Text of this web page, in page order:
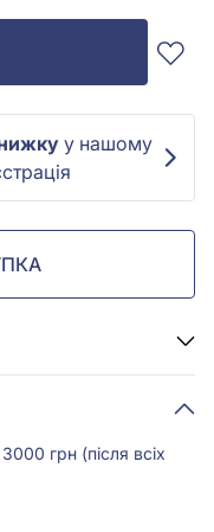
у нашому
грн (після всіх